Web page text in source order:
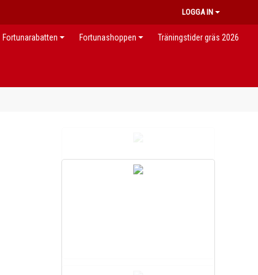
LOGGA IN
Fortunarabatten Fortunashoppen Träningstider gräs 2026